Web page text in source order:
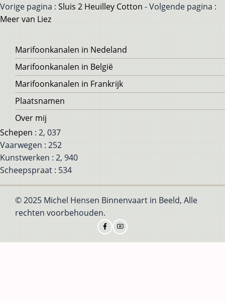
Vorige pagina : Sluis 2 Heuilley Cotton - Volgende pagina :
Meer van Liez
Voet
Marifoonkanalen in Nedeland
Marifoonkanalen in België
Marifoonkanalen in Frankrijk
Plaatsnamen
Over mij
Schepen : 2, 037
Vaarwegen : 252
Kunstwerken : 2, 940
Scheepspraat : 534
© 2025 Michel Hensen Binnenvaart in Beeld, Alle
rechten voorbehouden.